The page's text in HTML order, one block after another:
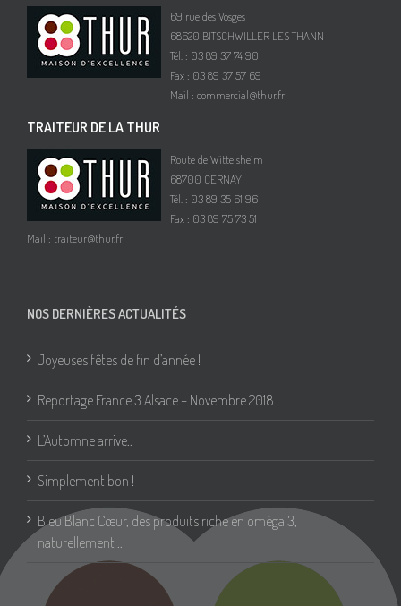
69 rue des Vosges
68620 BITSCHWILLER LES THANN
Tél. : 03 89 37 74 90
Fax : 03 89 37 57 69
Mail : commercial@thur.fr
TRAITEUR DE LA THUR
Route de Wittelsheim
68700 CERNAY
Tél. : 03 89 35 61 96
Fax : 03 89 75 73 51
Mail : traiteur@thur.fr
NOS DERNIÈRES ACTUALITÉS
Joyeuses fêtes de fin d’année !
Reportage France 3 Alsace – Novembre 2018
L’Automne arrive..
Simplement bon !
Bleu Blanc Cœur, des produits riche en oméga 3,
naturellement ..